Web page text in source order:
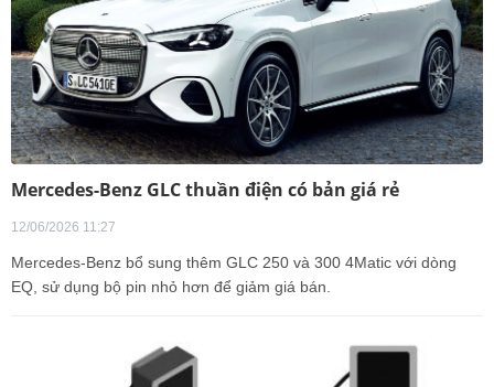
Mercedes-Benz GLC thuần điện có bản giá rẻ
12/06/2026 11:27
Mercedes-Benz bổ sung thêm GLC 250 và 300 4Matic với dòng
EQ, sử dụng bộ pin nhỏ hơn để giảm giá bán.